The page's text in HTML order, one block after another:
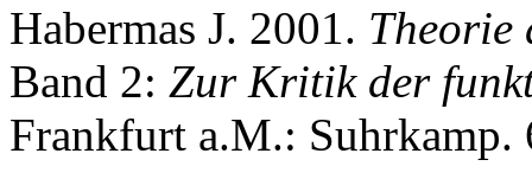
Habermas J. 2001. Theorie
Band 2: Zur Kritik der
Frankfurt a.M.: Suhrkamp.